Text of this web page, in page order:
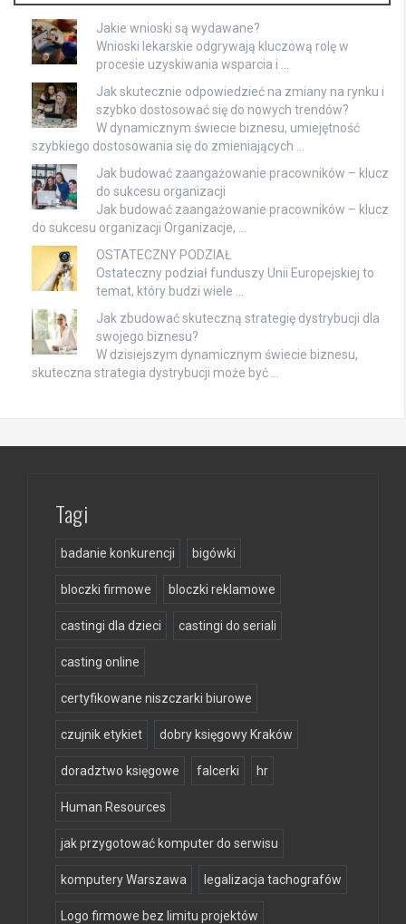
Jakie wnioski są wydawane?
Wnioski lekarskie odgrywają kluczową rolę w
procesie uzyskiwania wsparcia i …
Jak skutecznie odpowiedzieć na zmiany na rynku i
szybko dostosować się do nowych trendów?
W dynamicznym świecie biznesu, umiejętność
szybkiego dostosowania się do zmieniających …
Jak budować zaangażowanie pracowników – klucz
do sukcesu organizacji
Jak budować zaangażowanie pracowników – klucz
do sukcesu organizacji Organizacje, …
OSTATECZNY PODZIAŁ
Ostateczny podział funduszy Unii Europejskiej to
temat, który budzi wiele …
Jak zbudować skuteczną strategię dystrybucji dla
swojego biznesu?
W dzisiejszym dynamicznym świecie biznesu,
skuteczna strategia dystrybucji może być …
Tagi
badanie konkurencji bigówki
bloczki firmowe bloczki reklamowe
castingi dla dzieci castingi do seriali
casting online
certyfikowane niszczarki biurowe
czujnik etykiet dobry księgowy Kraków
doradztwo księgowe falcerki hr
Human Resources
jak przygotować komputer do serwisu
komputery Warszawa legalizacja tachografów
Logo firmowe bez limitu projektów